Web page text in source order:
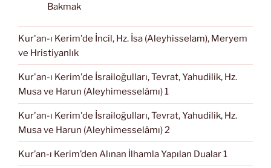
Bakmak
Kur'an-ı Kerim'de İncil, Hz. İsa (Aleyhisselam), Meryem
ve Hristiyanlık
Kur'an-ı Kerim'de İsrailoğulları, Tevrat, Yahudilik, Hz.
Musa ve Harun (Aleyhimesselâmı) 1
Kur'an-ı Kerim'de İsrailoğulları, Tevrat, Yahudilik, Hz.
Musa ve Harun (Aleyhimesselâmı) 2
Kur’an-ı Kerim’den Alınan İlhamla Yapılan Dualar 1